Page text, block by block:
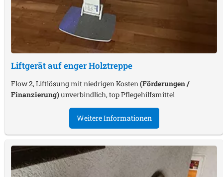
Liftgerät auf enger Holztreppe
Flow 2, Liftlösung mit niedrigen Kosten (Förderungen /
Finanzierung)unverbindlich, top Pflegehilfsmittel
Weitere Informationen